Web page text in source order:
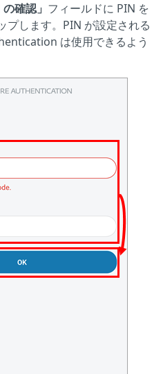
確認」 フィールドに PIN を
プします。PIN が設定される
は使用できるよう